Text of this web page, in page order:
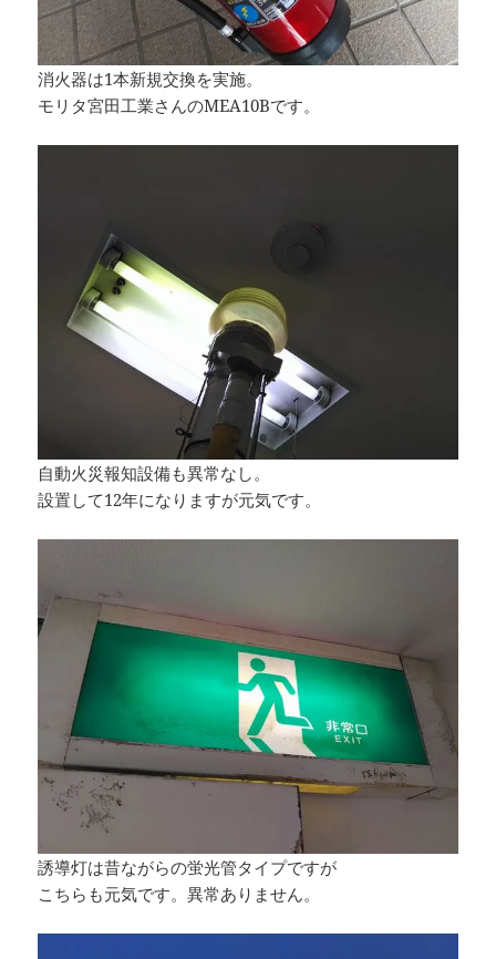
消火器は1本新規交換を実施。
モリタ宮田工業さんのMEA10Bです。
自動火災報知設備も異常なし。
設置して12年になりますが元気です。
誘導灯は昔ながらの蛍光管タイプですが
こちらも元気です。異常ありません。